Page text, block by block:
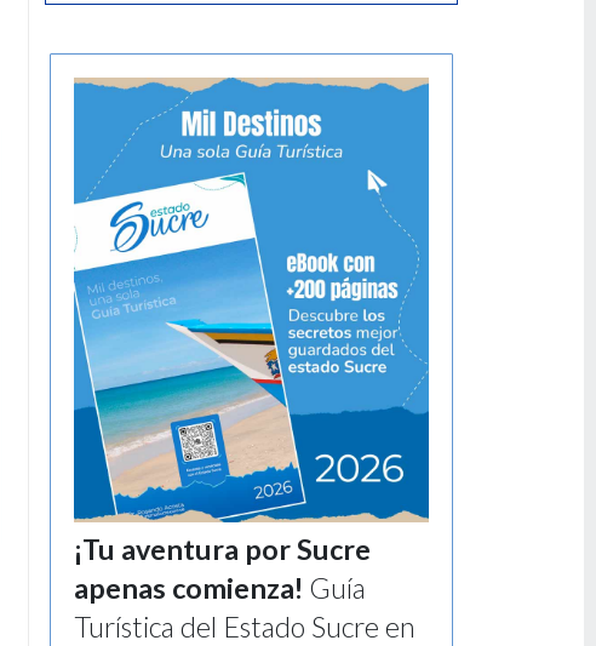
¡Tu aventura por Sucre
apenas comienza! Guía
Turística del Estado Sucre en